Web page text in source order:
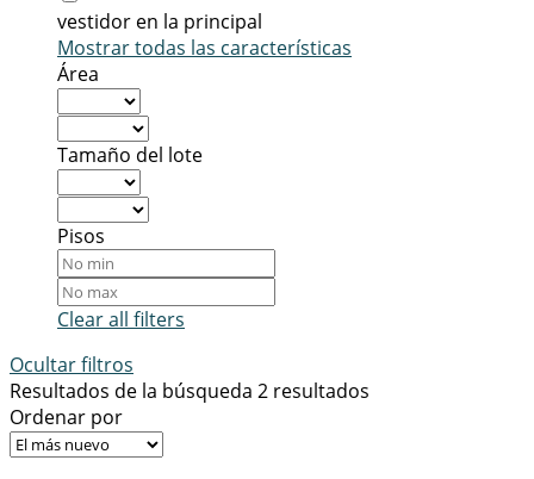
vestidor en la principal
Mostrar todas las características
Área
Tamaño del lote
Pisos
Clear all filters
Ocultar filtros
Resultados de la búsqueda 2 resultados
Ordenar por